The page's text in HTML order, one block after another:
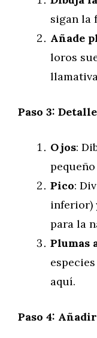
sigan la
Añade
loros
Paso 3:
Ojos:
Pico:
inferior)
para la
Plumas
aquí.
Paso 4: